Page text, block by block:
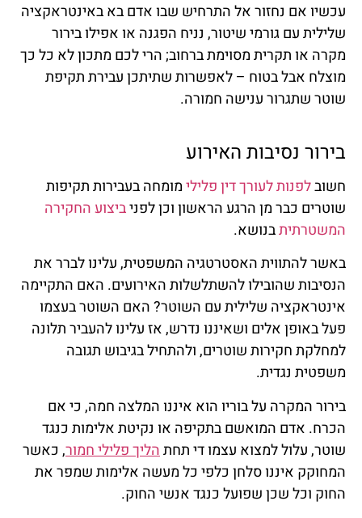
עכשיו אם נחזור אל התרחיש שבו אדם בא באינטראקציה
שלילית עם גורמי שיטור, נניח הפגנה או אפילו בירור
מקרה או תקרית מסוימת ברחוב; הרי לכם מתכון לא כל כך
מוצלח אבל בטוח – לאפשרות שתיתכן עבירת תקיפת
שוטר שתגרור ענישה חמורה.
בירור נסיבות האירוע
חשובלפנות לעורך דין פלילימומחה בעבירות תקיפות
שוטרים כבר מן הרגע הראשון וכן לפניביצוע החקירה
המשטרתיתבנושא.
באשר להתווית האסטרטגיה המשפטית, עלינו לברר את
הנסיבות שהובילו להשתלשלות האירועים. האם התקיימה
אינטראקציה שלילית עם השוטר? האם השוטר בעצמו
פעל באופן אלים ושאיננו נדרש, אז עלינו להעביר תלונה
למחלקת חקירות שוטרים, ולהתחיל בגיבוש תגובה
משפטית נגדית.
בירור המקרה על בוריו הוא איננו המלצה חמה, כי אם
הכרח. אדם המואשם בתקיפה או נקיטת אלימות כנגד
שוטר, עלול למצוא עצמו די תחתהליך פלילי חמור, כאשר
המחוקק איננו סלחן כלפי כל מעשה אלימות שמפר את
החוק וכל שכן שפועל כנגד אנשי החוק.